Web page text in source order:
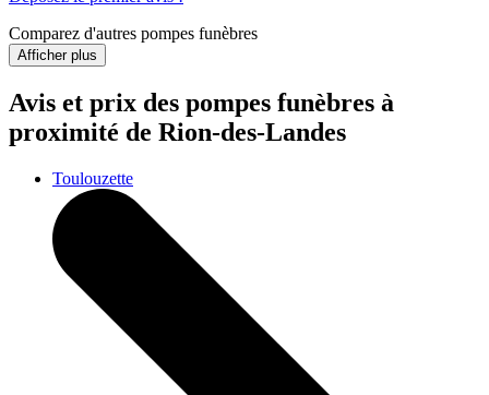
Comparez d'autres pompes funèbres
Afficher plus
Avis et prix des pompes funèbres à
proximité de Rion-des-Landes
Toulouzette